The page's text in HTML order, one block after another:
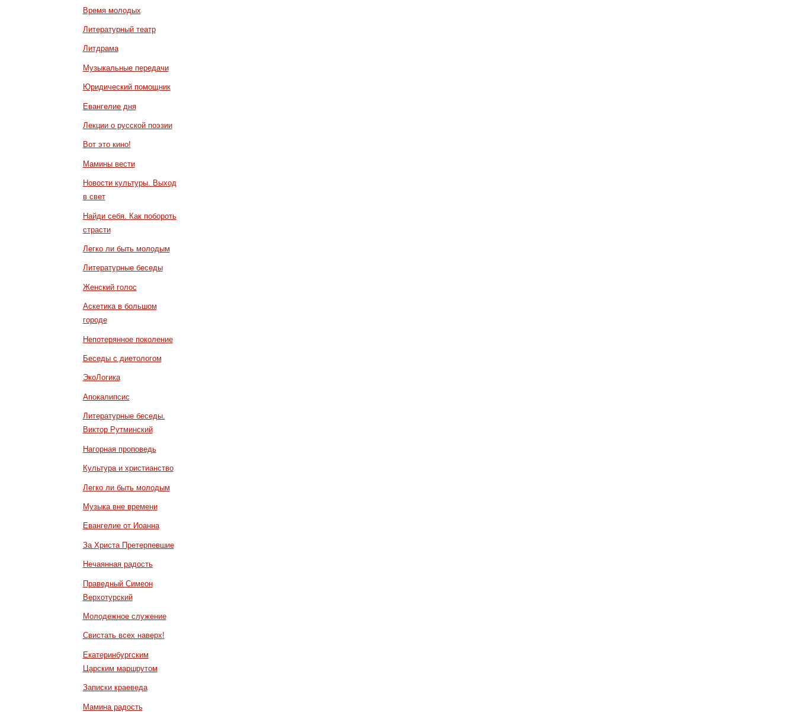
Время молодых
Литературный театр
Литдрама
Музыкальные передачи
Юридический помощник
Евангелие дня
Лекции о русской поэзии
Вот это кино!
Мамины вести
Новости культуры. Выход
в свет
Найди себя. Как побороть
страсти
Легко ли быть молодым
Литературные беседы
Женский голос
Аскетика в большом
городе
Непотерянное поколение
Беседы с диетологом
ЭкоЛогика
Апокалипсис
Литературные беседы.
Виктор Рутминский
Нагорная проповедь
Культура и христианство
Легко ли быть молодым
Музыка вне времени
Евангелие от Иоанна
За Христа Претерпевшие
Нечаянная радость
Праведный Симеон
Верхотурский
Молодежное служение
Свистать всех наверх!
Екатеринбургским
Царским маршрутом
Записки краеведа
Мамина радость